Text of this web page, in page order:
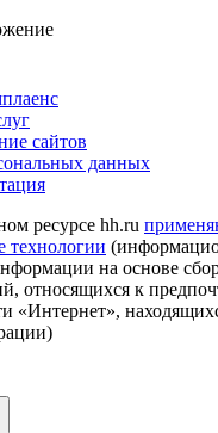
сайтов
данных
ресурсе hh.ru
технологии
на основе
относящихся к
«Интернет»,